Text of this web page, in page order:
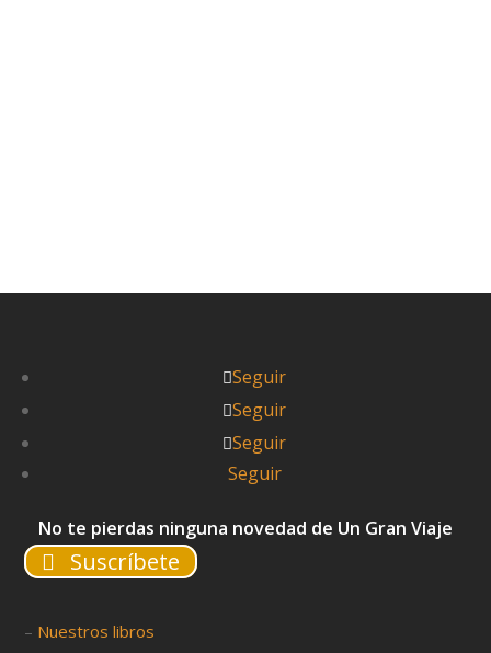
Seguir
Seguir
Seguir
Seguir
No te pierdas ninguna novedad de Un Gran Viaje
Suscríbete
– Nuestros libros